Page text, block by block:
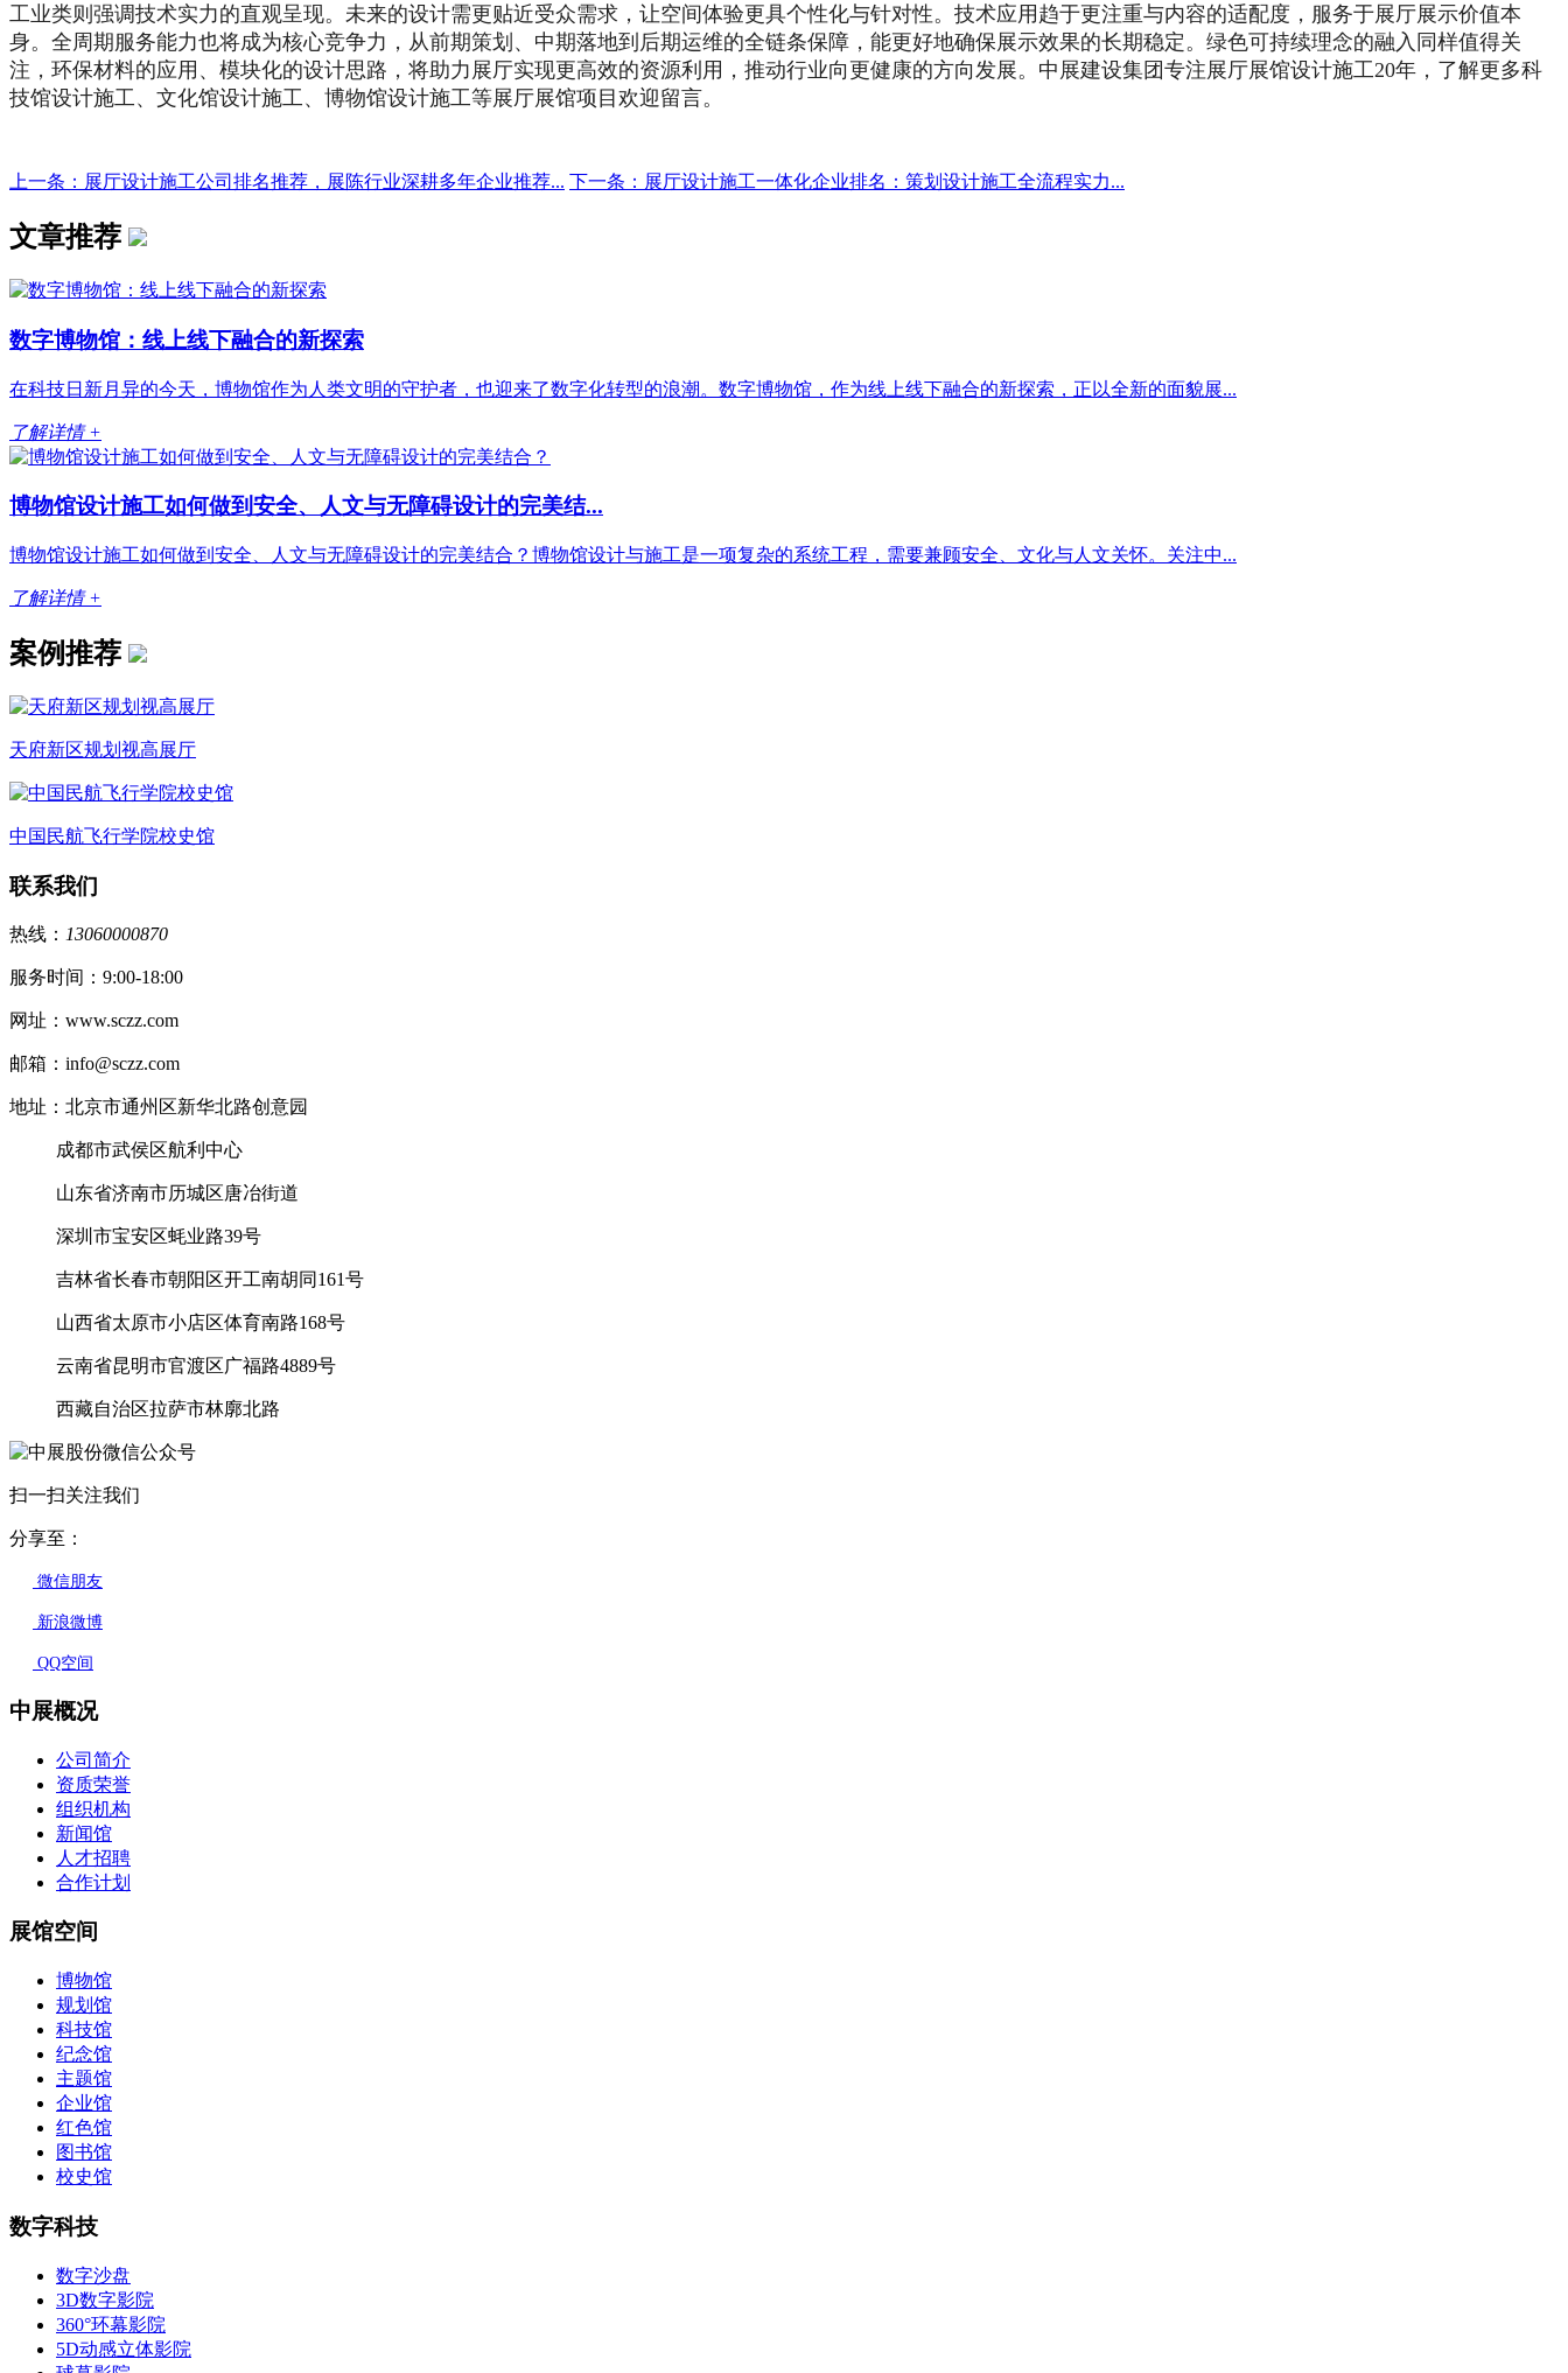
工业类则强调技术实力的直观呈现。未来的设计需更贴近受众需求，让空间体验更具个性化与针对性。技术应用趋于更注重与内容的适配度，服务于展厅展示价值本
身。全周期服务能力也将成为核心竞争力，从前期策划、中期落地到后期运维的全链条保障，能更好地确保展示效果的长期稳定。绿色可持续理念的融入同样值得关
注，环保材料的应用、模块化的设计思路，将助力展厅实现更高效的资源利用，推动行业向更健康的方向发展。中展建设集团专注展厅展馆设计施工20年，了解更多科
技馆设计施工、文化馆设计施工、博物馆设计施工等展厅展馆项目欢迎留言。
上一条：展厅设计施工公司排名推荐，展陈行业深耕多年企业推荐... 下一条：展厅设计施工一体化企业排名：策划设计施工全流程实力...
文章推荐
数字博物馆：线上线下融合的新探索
在科技日新月异的今天，博物馆作为人类文明的守护者，也迎来了数字化转型的浪潮。数字博物馆，作为线上线下融合的新探索，正以全新的面貌展...
了解详情 +
博物馆设计施工如何做到安全、人文与无障碍设计的完美结...
博物馆设计施工如何做到安全、人文与无障碍设计的完美结合？博物馆设计与施工是一项复杂的系统工程，需要兼顾安全、文化与人文关怀。关注中...
了解详情 +
案例推荐
天府新区规划视高展厅
中国民航飞行学院校史馆
联系我们
热线： 13060000870
服务时间：9:00-18:00
网址：www.sczz.com
邮箱：info@sczz.com
地址：北京市通州区新华北路创意园
成都市武侯区航利中心
山东省济南市历城区唐冶街道
深圳市宝安区蚝业路39号
吉林省长春市朝阳区开工南胡同161号
山西省太原市小店区体育南路168号
云南省昆明市官渡区广福路4889号
西藏自治区拉萨市林廓北路
扫一扫关注我们
分享至：
微信朋友
新浪微博
QQ空间
中展概况
公司简介
资质荣誉
组织机构
新闻馆
人才招聘
合作计划
展馆空间
博物馆
规划馆
科技馆
纪念馆
主题馆
企业馆
红色馆
图书馆
校史馆
数字科技
数字沙盘
3D数字影院
360°环幕影院
5D动感立体影院